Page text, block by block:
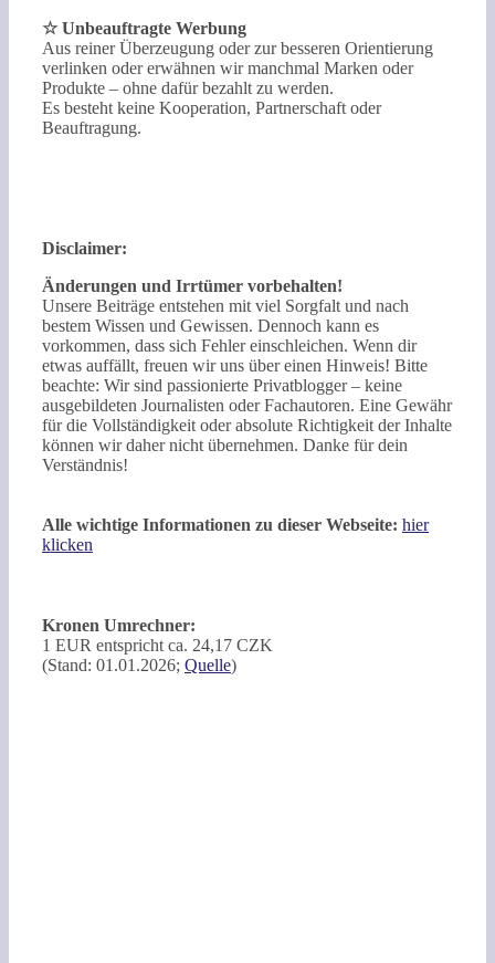
☆ Unbeauftragte Werbung
Aus reiner Überzeugung oder zur besseren Orientierung
verlinken oder erwähnen wir manchmal Marken oder
Produkte – ohne dafür bezahlt zu werden.
Es besteht keine Kooperation, Partnerschaft oder
Beauftragung.
Disclaimer:
Änderungen und Irrtümer vorbehalten!
Unsere Beiträge entstehen mit viel Sorgfalt und nach
bestem Wissen und Gewissen. Dennoch kann es
vorkommen, dass sich Fehler einschleichen. Wenn dir
etwas auffällt, freuen wir uns über einen Hinweis! Bitte
beachte: Wir sind passionierte Privatblogger – keine
ausgebildeten Journalisten oder Fachautoren. Eine Gewähr
für die Vollständigkeit oder absolute Richtigkeit der Inhalte
können wir daher nicht übernehmen. Danke für dein
Verständnis!
Alle wichtige Informationen zu dieser Webseite: hier
klicken
Kronen Umrechner:
1 EUR entspricht ca. 24,17 CZK
(Stand: 01.01.2026; Quelle)